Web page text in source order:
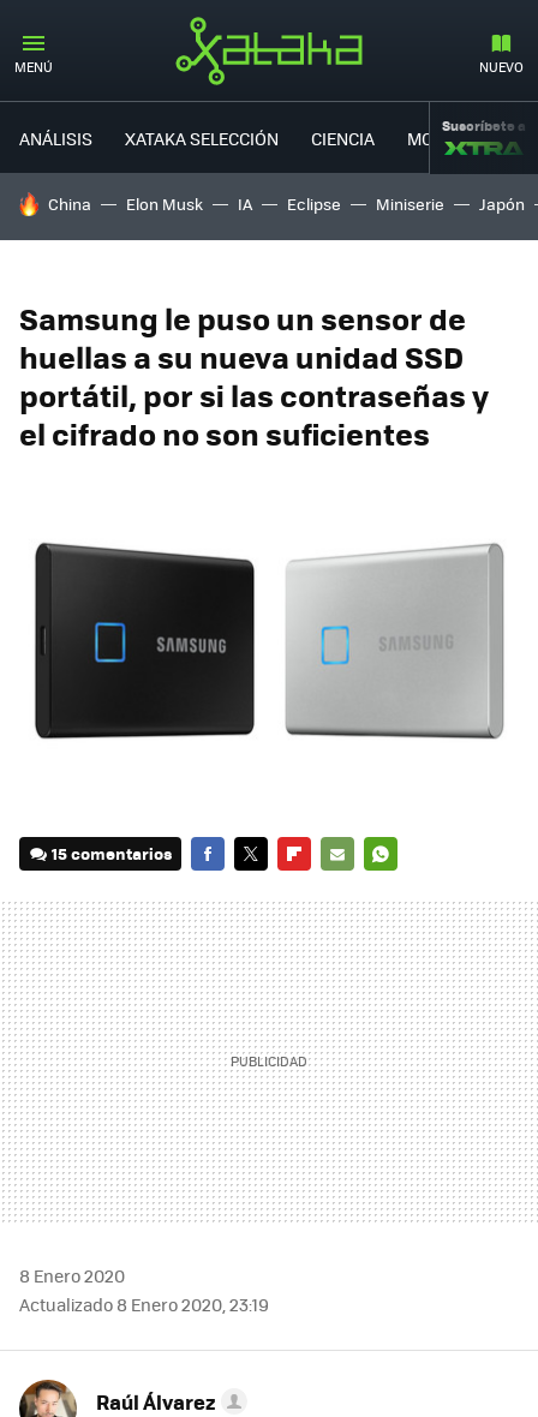
MENÚ NUEVO
ANÁLISIS XATAKA SELECCIÓN CIENCIA MOVILIDAD
Suscríbete a
HOY SE HABLA DE
China Elon Musk IA Eclipse Miniserie Japón
Samsung le puso un sensor de
huellas a su nueva unidad SSD
portátil, por si las contraseñas y
el cifrado no son suficientes
15 comentarios
MAIL
8 Enero 2020
Actualizado 8 Enero 2020, 23:19
Raúl Álvarez